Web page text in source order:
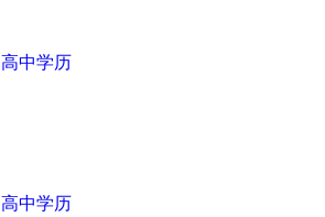
高中学历
高中学历